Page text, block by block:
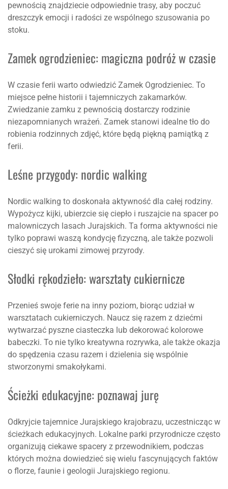
pewnością znajdziecie odpowiednie trasy, aby poczuć
dreszczyk emocji i radości ze wspólnego szusowania po
stoku.
Zamek ogrodzieniec: magiczna podróż w czasie
W czasie ferii warto odwiedzić Zamek Ogrodzieniec. To
miejsce pełne historii i tajemniczych zakamarków.
Zwiedzanie zamku z pewnością dostarczy rodzinie
niezapomnianych wrażeń. Zamek stanowi idealne tło do
robienia rodzinnych zdjęć, które będą piękną pamiątką z
ferii.
Leśne przygody: nordic walking
Nordic walking to doskonała aktywność dla całej rodziny.
Wypożycz kijki, ubierzcie się ciepło i ruszajcie na spacer po
malowniczych lasach Jurajskich. Ta forma aktywności nie
tylko poprawi waszą kondycję fizyczną, ale także pozwoli
cieszyć się urokami zimowej przyrody.
Słodki rękodzieło: warsztaty cukiernicze
Przenieś swoje ferie na inny poziom, biorąc udział w
warsztatach cukierniczych. Naucz się razem z dziećmi
wytwarzać pyszne ciasteczka lub dekorować kolorowe
babeczki. To nie tylko kreatywna rozrywka, ale także okazja
do spędzenia czasu razem i dzielenia się wspólnie
stworzonymi smakołykami.
Ścieżki edukacyjne: poznawaj jurę
Odkryjcie tajemnice Jurajskiego krajobrazu, uczestnicząc w
ścieżkach edukacyjnych. Lokalne parki przyrodnicze często
organizują ciekawe spacery z przewodnikiem, podczas
których można dowiedzieć się wielu fascynujących faktów
o florze, faunie i geologii Jurajskiego regionu.